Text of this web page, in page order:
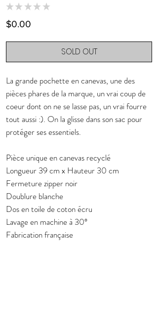
★ ★ ★ ★ ★
$0.00
SOLD OUT
La grande pochette en canevas, une des
pièces phares de la marque, un vrai coup de
coeur dont on ne se lasse pas, un vrai fourre
tout aussi :). On la glisse dans son sac pour
protéger ses essentiels.
Pièce unique en canevas recyclé
Longueur 39 cm x Hauteur 30 cm
Fermeture zipper noir
Doublure blanche
Dos en toile de coton écru
Lavage en machine à 30°
Fabrication française